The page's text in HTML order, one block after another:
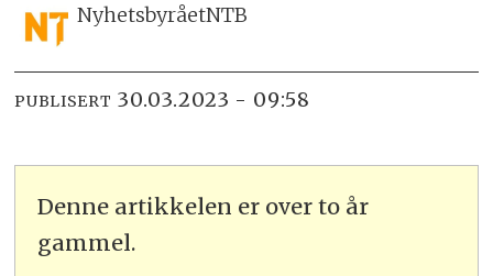
NyhetsbyråetNTB
PUBLISERT 30.03.2023 - 09:58
Denne artikkelen er over to år
gammel.